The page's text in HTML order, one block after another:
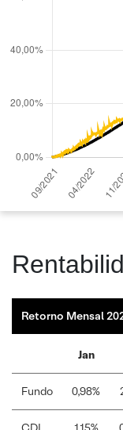
Retorno Mensal
Jan
Fundo 0,98%